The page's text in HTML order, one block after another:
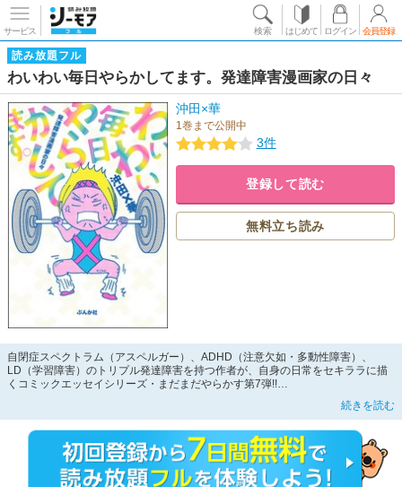
サービス 検索 はじめて ログイン 会員登録
読み放題フル
わいわい毎日やらかしてます。発達障害漫画家の日々
沖田×華
1巻まで公開中
3件
登録して読む
無料立ち読み
自閉症スペクトラム（アスペルガー）、ADHD（注意欠如・多動性障害）、
LD（学習障害）のトリプル発達障害を持つ作者が、自身の日常をセキララに描
くコミックエッセイシリーズ・まだまだやらかす第7弾!!
発達障害研究の第一人者・精神科医 岩波明先生との対談「発達障害のライフハ
続きを読む